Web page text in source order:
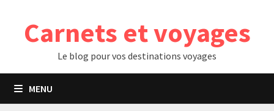
contenuCarnets et voyages
Le blog pour vos destinations voyages
MENU